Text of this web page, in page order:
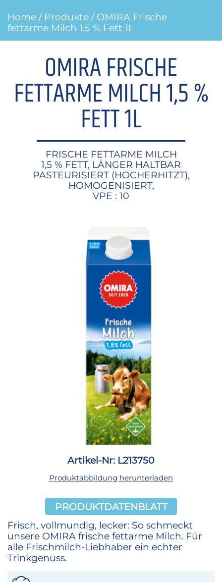
Home / Produkte / OMIRA Frische
fettarme Milch 1,5 % Fett 1L
OMIRA FRISCHE
FETTARME MILCH 1,5 %
FETT 1L
FRISCHE FETTARME MILCH
1,5 % FETT, LÄNGER HALTBAR
PASTEURISIERT (HOCHERHITZT),
HOMOGENISIERT,
VPE : 10
Artikel-Nr: L213750
Produktabbildung herunterladen
PRODUKTDATENBLATT
Frisch, vollmundig, lecker: So schmeckt
unsere OMIRA frische fettarme Milch. Für
alle Frischmilch-Liebhaber ein echter
Trinkgenuss.